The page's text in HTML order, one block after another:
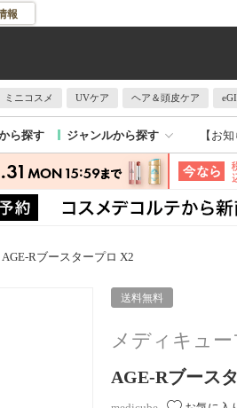
報
ミニコスメ UVケア ヘア＆頭皮ケア
ら探す ジャンルから探す 【お知
AGE-Rブースタープロ X2
送料無料
メディキュー
AGE-Rブース